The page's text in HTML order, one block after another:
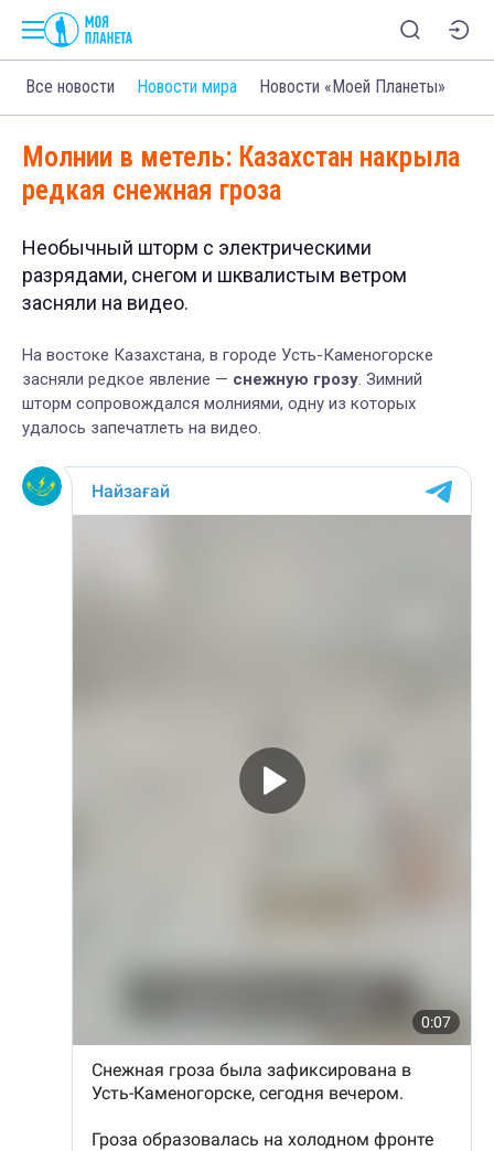
Все новости Новости мира Новости «Моей Планеты»
Молнии в метель: Казахстан накрыла
редкая снежная гроза
Необычный шторм с электрическими
разрядами, снегом и шквалистым ветром
засняли на видео.
На востоке Казахстана, в городе Усть-Каменогорске
засняли редкое явление — снежную грозу. Зимний
шторм сопровождался молниями, одну из которых
удалось запечатлеть на видео.